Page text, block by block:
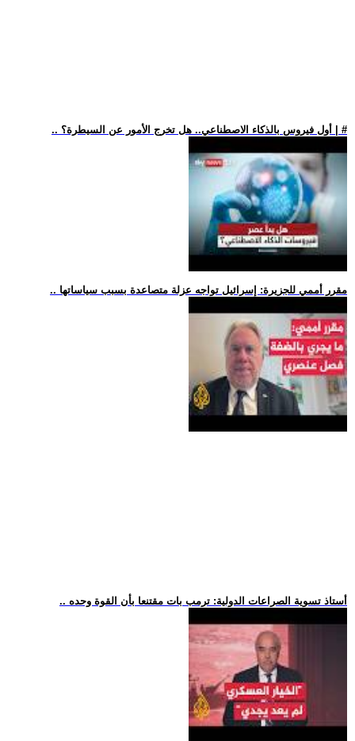
.. أول فيروس بالذكاء الاصطناعي.. هل تخرج الأمور عن السيطرة؟ | #
.. مقرر أممي للجزيرة: إسرائيل تواجه عزلة متصاعدة بسبب سياساتها
.. أستاذ تسوية الصراعات الدولية: ترمب بات مقتنعا بأن القوة وحده